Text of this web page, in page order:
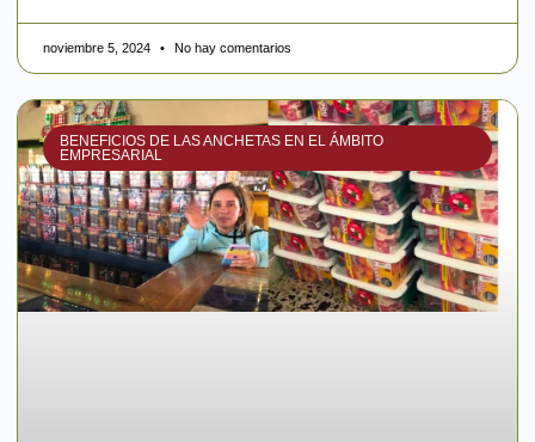
noviembre 5, 2024 No hay comentarios
BENEFICIOS DE LAS ANCHETAS EN EL ÁMBITO
EMPRESARIAL